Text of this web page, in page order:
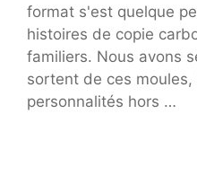
format s'est quelque
histoires de copie
familiers. Nous avons
sortent de ces
personnalités hors …